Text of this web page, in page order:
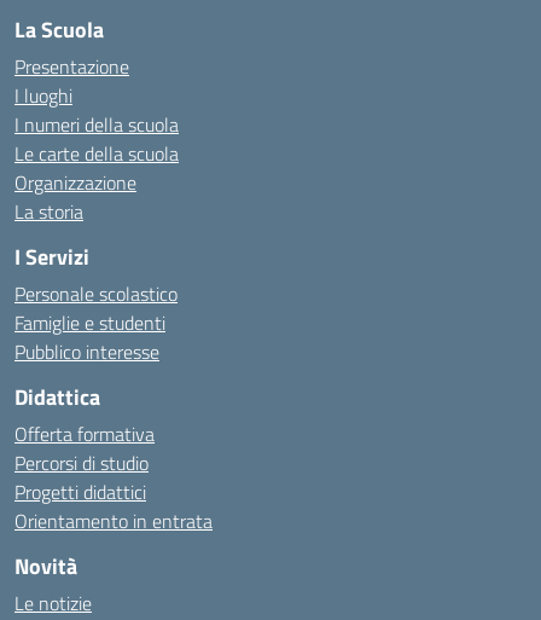
La Scuola
Presentazione
I luoghi
I numeri della scuola
Le carte della scuola
Organizzazione
La storia
I Servizi
Personale scolastico
Famiglie e studenti
Pubblico interesse
Didattica
Offerta formativa
Percorsi di studio
Progetti didattici
Orientamento in entrata
Novità
Le notizie